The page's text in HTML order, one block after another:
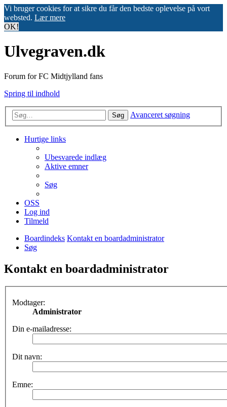
Vi bruger cookies for at sikre du får den bedste oplevelse på vort
websted. Lær mere
OK!
Ulvegraven.dk
Forum for FC Midtjylland fans
Spring til indhold
Søg Avanceret søgning
Hurtige links
Ubesvarede indlæg
Aktive emner
Søg
OSS
Log ind
Tilmeld
Boardindeks Kontakt en boardadministrator
Søg
Kontakt en boardadministrator
Modtager:
Administrator
Din e-mailadresse:
Dit navn:
Emne: